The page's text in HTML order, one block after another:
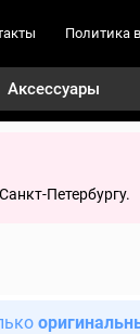
Политика
Аксессуары
Петербургу.